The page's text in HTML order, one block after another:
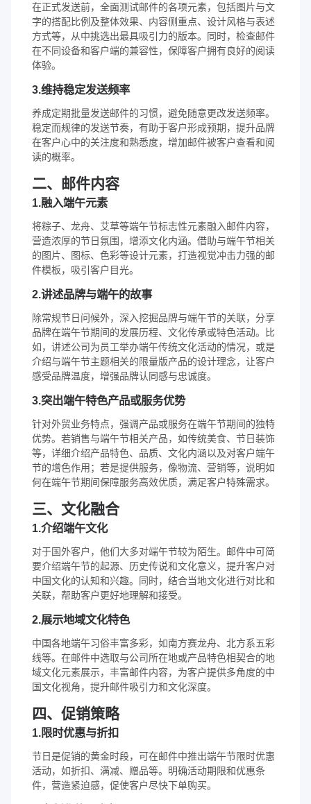
在正式发送前，全面测试邮件的各项元素，包括图片与文
字的搭配比例及整体效果、内容侧重点、设计风格与表述
方式等，从中挑选出最具吸引力的版本。同时，检查邮件
在不同设备和客户端的兼容性，保障客户拥有良好的阅读
体验。
3.维持稳定发送频率
养成定期批量发送邮件的习惯，避免随意更改发送频率。
稳定而规律的发送节奏，有助于客户形成预期，提升品牌
在客户心中的关注度和熟悉度，增加邮件被客户查看和阅
读的概率。
二、邮件内容
1.融入端午元素
将粽子、龙舟、艾草等端午节标志性元素融入邮件内容，
营造浓厚的节日氛围，增添文化内涵。借助与端午节相关
的图片、图标、色彩等设计元素，打造视觉冲击力强的邮
件模板，吸引客户目光。
2.讲述品牌与端午的故事
除常规节日问候外，深入挖掘品牌与端午节的关联，分享
品牌在端午节期间的发展历程、文化传承或特色活动。比
如，讲述公司为员工举办端午传统文化活动的情况，或是
介绍与端午节主题相关的限量版产品的设计理念，让客户
感受品牌温度，增强品牌认同感与忠诚度。
3.突出端午特色产品或服务优势
针对外贸业务特点，强调产品或服务在端午节期间的独特
优势。若销售与端午节相关产品，如传统美食、节日装饰
等，详细介绍产品特色、品质、文化内涵以及对客户端午
节的增色作用；若是提供服务，像物流、营销等，说明如
何在端午节期间保障服务高效优质，满足客户特殊需求。
三、文化融合
1.介绍端午文化
对于国外客户，他们大多对端午节较为陌生。邮件中可简
要介绍端午节的起源、历史传说和文化意义，提升客户对
中国文化的认知和兴趣。同时，结合当地文化进行对比和
关联，帮助客户更好地理解和接受。
2.展示地域文化特色
中国各地端午习俗丰富多彩，如南方赛龙舟、北方系五彩
线等。在邮件中选取与公司所在地或产品特色相契合的地
域文化元素展示，丰富邮件内容，为客户提供多角度的中
国文化视角，提升邮件吸引力和文化深度。
四、促销策略
1.限时优惠与折扣
节日是促销的黄金时段，可在邮件中推出端午节限时优惠
活动，如折扣、满减、赠品等。明确活动期限和优惠条
件，营造紧迫感，促使客户尽快下单购买。